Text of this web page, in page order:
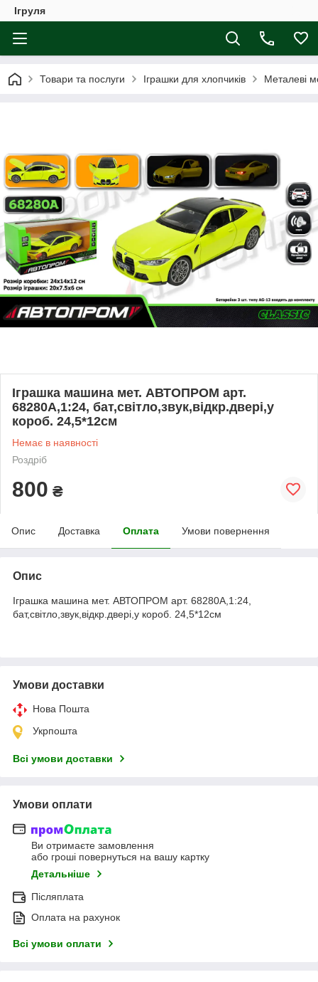
Ігруля
Товари та послуги Іграшки для хлопчиків Металеві
Іграшка машина мет. АВТОПРОМ арт.
68280A,1:24, бат,світло,звук,відкр.двері,у
короб. 24,5*12см
Немає в наявності
Роздріб
800 ₴
Опис Доставка Оплата Умови повернення
Опис
Іграшка машина мет. АВТОПРОМ арт. 68280A,1:24,
бат,світло,звук,відкр.двері,у короб. 24,5*12см
Умови доставки
Нова Пошта
Укрпошта
Всі умови доставки
Умови оплати
Ви отримаєте замовлення
або гроші повернуться на вашу картку
Детальніше
Післяплата
Оплата на рахунок
Всі умови оплати